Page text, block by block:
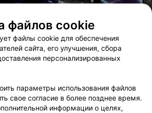
файлов cookie
файлы cookie для обеспечения
сайта, его улучшения, сбора
персонализированных
параметры использования файлов
свое согласие в более позднее время.
информации о целях,